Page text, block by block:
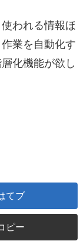
われる情報ほ
業を自動化す
化機能が欲し
てブ
ピー